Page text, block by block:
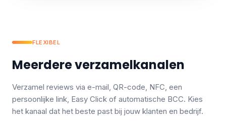
FLEXIBEL
Meerdere verzamelkanalen
Verzamel reviews via e-mail, QR-code, NFC, een
persoonlijke link, Easy Click of automatische BCC. Kies
het kanaal dat het beste past bij jouw klanten en bedrijf.